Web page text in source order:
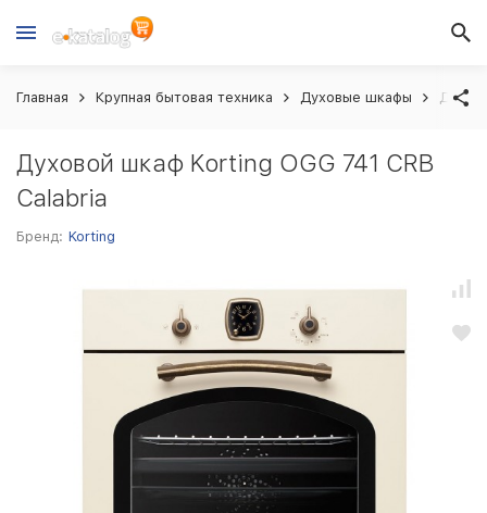
Главная Крупная бытовая техника Духовые шкафы
Духовой шкаф Korting OGG 741 CRB
Calabria
Бренд: Korting